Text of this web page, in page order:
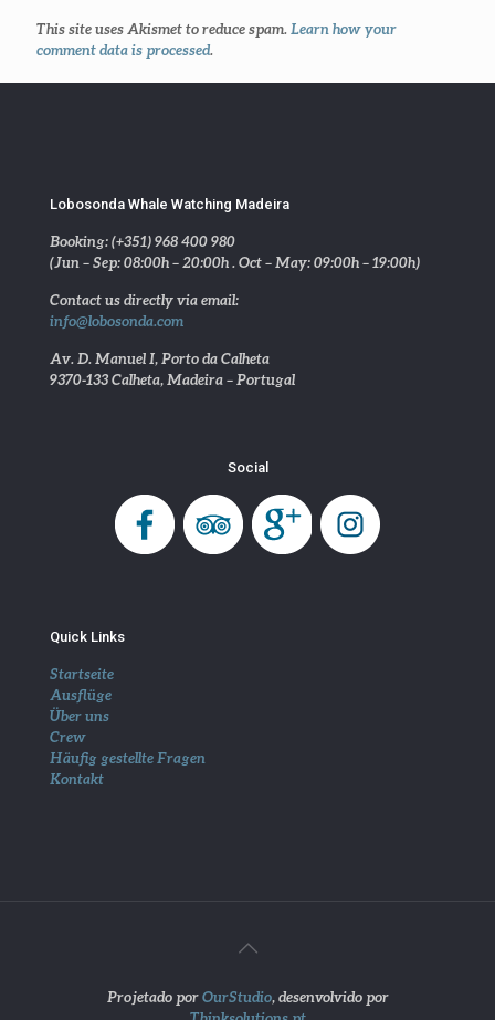
This site uses Akismet to reduce spam. Learn how your
comment data is processed.
Lobosonda Whale Watching Madeira
Booking: (+351) 968 400 980
(Jun – Sep: 08:00h – 20:00h . Oct – May: 09:00h – 19:00h)
Contact us directly via email:
info@lobosonda.com
Av. D. Manuel I, Porto da Calheta
9370-133 Calheta, Madeira – Portugal
Social
Quick Links
Startseite
Ausflüge
Über uns
Crew
Häufig gestellte Fragen
Kontakt
Projetado porOurStudio, desenvolvido por